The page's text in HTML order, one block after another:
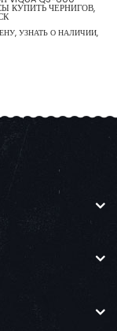
КУПИТЬ ЧЕРНИГОВ,
УЗНАТЬ О НАЛИЧИИ,